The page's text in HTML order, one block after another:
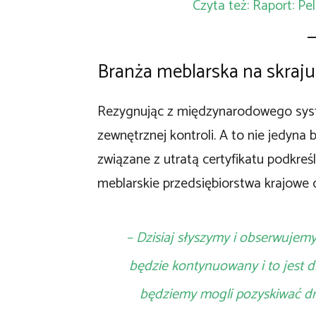
Czyta też: Raport:
Branża meblarska na skraju
Rezygnując z międzynarodowego
zewnętrznej kontroli. A to nie jedyna
związane z utratą certyfikatu
meblarskie przedsiębiorstwa
– Dzisiaj słyszymy i
będzie kontynuowany i to jest
będziemy mogli pozyskiwać